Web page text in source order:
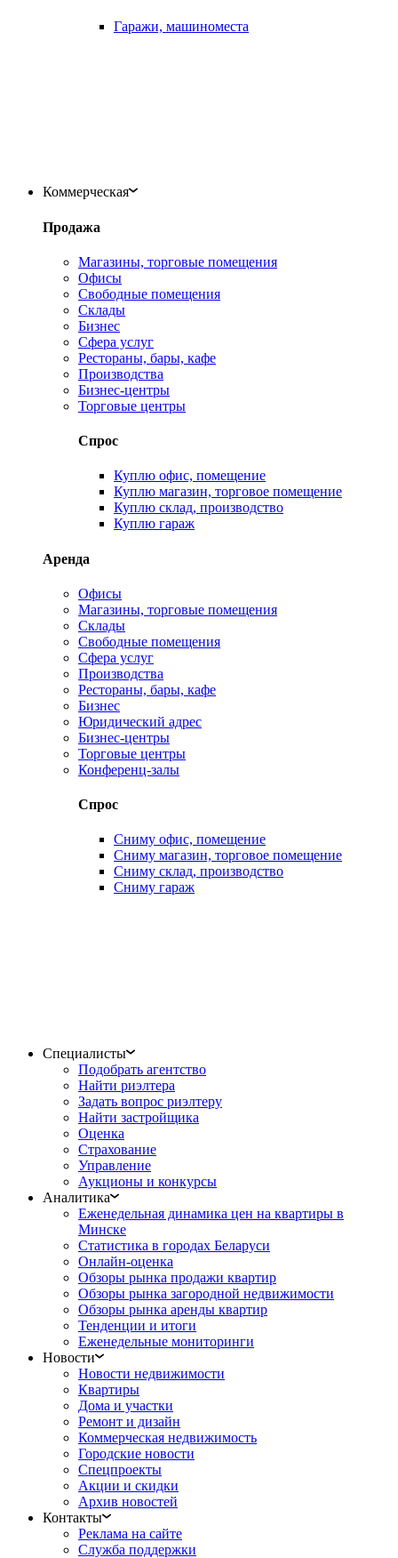
Гаражи, машиноместа
Коммерческая
Продажа
Магазины, торговые помещения
Офисы
Свободные помещения
Склады
Бизнес
Сфера услуг
Рестораны, бары, кафе
Производства
Бизнес-центры
Торговые центры
Спрос
Куплю офис, помещение
Куплю магазин, торговое помещение
Куплю склад, производство
Куплю гараж
Аренда
Офисы
Магазины, торговые помещения
Склады
Свободные помещения
Сфера услуг
Производства
Рестораны, бары, кафе
Бизнес
Юридический адрес
Бизнес-центры
Торговые центры
Конференц-залы
Спрос
Сниму офис, помещение
Сниму магазин, торговое помещение
Сниму склад, производство
Сниму гараж
Специалисты
Подобрать агентство
Найти риэлтера
Задать вопрос риэлтеру
Найти застройщика
Оценка
Страхование
Управление
Аукционы и конкурсы
Аналитика
Еженедельная динамика цен на квартиры в
Минске
Статистика в городах Беларуси
Онлайн-оценка
Обзоры рынка продажи квартир
Обзоры рынка загородной недвижимости
Обзоры рынка аренды квартир
Тенденции и итоги
Еженедельные мониторинги
Новости
Новости недвижимости
Квартиры
Дома и участки
Ремонт и дизайн
Коммерческая недвижимость
Городские новости
Спецпроекты
Акции и скидки
Архив новостей
Контакты
Реклама на сайте
Служба поддержки